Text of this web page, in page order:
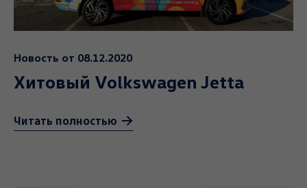
Новость от 08.12.2020
Хитовый Volkswagen Jetta
Читать полностью